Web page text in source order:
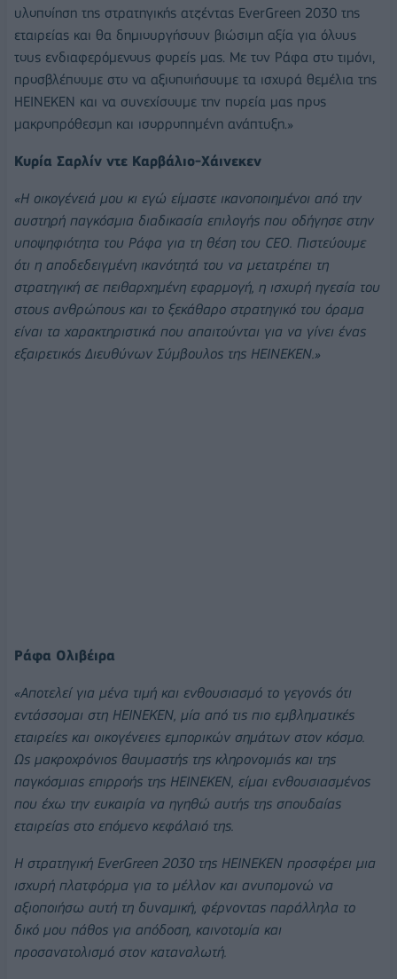
υλοποίηση της στρατηγικής ατζέντας EverGreen 2030 της
εταιρείας και θα δημιουργήσουν βιώσιμη αξία για όλους
τους ενδιαφερόμενους φορείς μας. Με τον Ράφα στο τιμόνι,
προσβλέπουμε στο να αξιοποιήσουμε τα ισχυρά θεμέλια της
HEINEKEN και να συνεχίσουμε την πορεία μας προς
μακροπρόθεσμη και ισορροπημένη ανάπτυξη.»
Κυρία Σαρλίν ντε Καρβάλιο-Χάινεκεν
«Η οικογένειά μου κι εγώ είμαστε ικανοποιημένοι από την
αυστηρή παγκόσμια διαδικασία επιλογής που οδήγησε στην
υποψηφιότητα του Ράφα για τη θέση του CEO. Πιστεύουμε
ότι η αποδεδειγμένη ικανότητά του να μετατρέπει τη
στρατηγική σε πειθαρχημένη εφαρμογή, η ισχυρή ηγεσία του
στους ανθρώπους και το ξεκάθαρο στρατηγικό του όραμα
είναι τα χαρακτηριστικά που απαιτούνται για να γίνει ένας
εξαιρετικός Διευθύνων Σύμβουλος της HEINEKEN.»
Ράφα Ολιβέιρα
«Αποτελεί για μένα τιμή και ενθουσιασμό το γεγονός ότι
εντάσσομαι στη HEINEKEN, μία από τις πιο εμβληματικές
εταιρείες και οικογένειες εμπορικών σημάτων στον κόσμο.
Ως μακροχρόνιος θαυμαστής της κληρονομιάς και της
παγκόσμιας επιρροής της HEINEKEN, είμαι ενθουσιασμένος
που έχω την ευκαιρία να ηγηθώ αυτής της σπουδαίας
εταιρείας στο επόμενο κεφάλαιό της.
Η στρατηγική EverGreen 2030 της HEINEKEN προσφέρει μια
ισχυρή πλατφόρμα για το μέλλον και ανυπομονώ να
αξιοποιήσω αυτή τη δυναμική, φέρνοντας παράλληλα το
δικό μου πάθος για απόδοση, καινοτομία και
προσανατολισμό στον καταναλωτή.